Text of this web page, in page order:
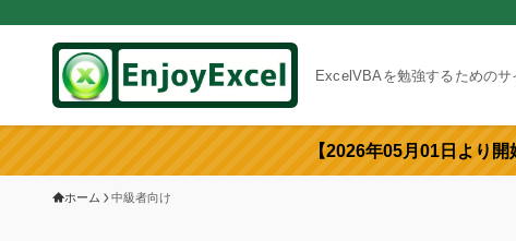
ExcelVBAを勉強するためのサ
【2026年05月01日より
ホーム 中級者向け